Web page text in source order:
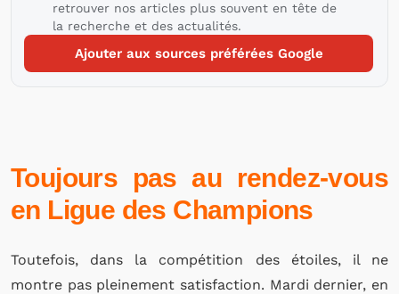
retrouver nos articles plus souvent en tête de
la recherche et des actualités.
Ajouter aux sources préférées Google
Toujours pas au rendez-vous
en Ligue des Champions
Toutefois, dans la compétition des étoiles, il ne
montre pas pleinement satisfaction. Mardi dernier, en